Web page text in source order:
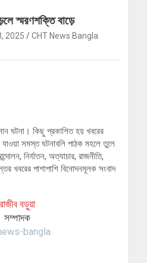
স্মরণশক্তি বাড়ে
2025 CHT News Bangla
ঘটনা। কিছু প্রকাশিত হয় খবরের
সমস্ত ঘটনাবলি পাঠক মহলে তুলে
নির্যাতন, অত্যাচার, রাজনীতি,
খবরের পাশাপাশি বিনোদনমূলক সংবাদ
রাজীব বড়ুয়া
সম্পাদক
bangla